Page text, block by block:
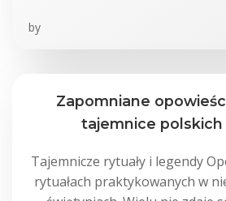
by
Zapomniane
tajemnice polskich
Tajemnicze rytuały i legendy
rytuałach praktykowanych w